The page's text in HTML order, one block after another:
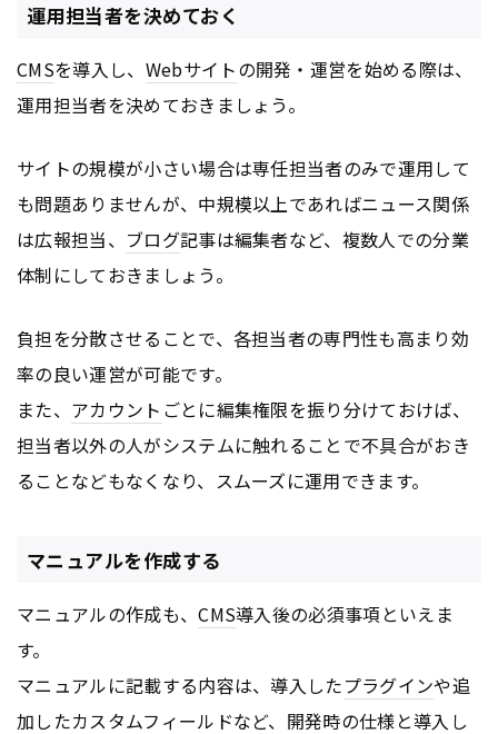
運用担当者を決めておく
CMSを導入し、 Webサイトの開発・運営を始める際は、
運用担当者を決めておきましょう。
サイトの規模が小さい場合は専任担当者のみで運用して
も問題ありませんが、中規模以上であればニュース関係
は広報担当、 ブログ記事は編集者など、複数人での分業
体制にしておきましょう。
負担を分散させることで、各担当者の専門性も高まり効
率の良い運営が可能です。
また、 アカウント ごとに編集権限を振り分けておけば、
担当者以外の人がシステムに触れることで不具合がおき
ることなどもなくなり、スムーズに運用できます。
マニュアルを作成する
マニュアルの作成も、CMS導入後の必須事項といえま
す。
マニュアルに記載する内容は、導入したプラグインや追
加したカスタムフィールドなど、開発時の仕様と導入し